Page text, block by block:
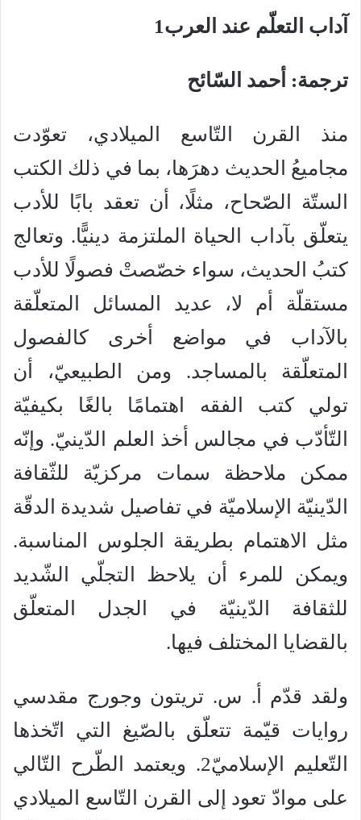
آداب التعلّم عند العرب1
ترجمة: أحمد السّائح
منذ القرن التّاسع الميلادي، تعوّدت
مجاميعُ الحديث دهرَها، بما في ذلك الكتب
الستّة الصّحاح، مثلًا، أن تعقد بابًا للأدب
يتعلّق بآداب الحياة الملتزمة دينيًّا. وتعالج
كتبُ الحديث، سواء خصّصتْ فصولًا للأدب
مستقلّة أم لا، عديد المسائل المتعلّقة
بالآداب في مواضع أخرى كالفصول
المتعلّقة بالمساجد. ومن الطبيعيّ، أن
تولي كتب الفقه اهتمامًا بالغًا بكيفيّة
التّأدّب في مجالس أخذ العلم الدّينيّ. وإنّه
ممكن ملاحظة سمات مركزيّة للثّقافة
الدّينيّة الإسلاميّة في تفاصيل شديدة الدقّة
مثل الاهتمام بطريقة الجلوس المناسبة.
ويمكن للمرء أن يلاحظ التجلّي الشّديد
للثقافة الدّينيّة في الجدل المتعلّق
بالقضايا المختلف فيها.
ولقد قدّم أ. س. تريتون وجورج مقدسي
روايات قيّمة تتعلّق بالصّيغ التي اتّخذها
التّعليم الإسلاميّ2. ويعتمد الطّرح التّالي
على موادّ تعود إلى القرن التّاسع الميلادي